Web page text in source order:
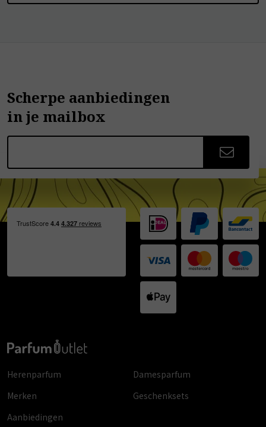
Scherpe aanbiedingen
in je mailbox
Herenparfum
Damesparfum
Merken
Geschenksets
Aanbiedingen